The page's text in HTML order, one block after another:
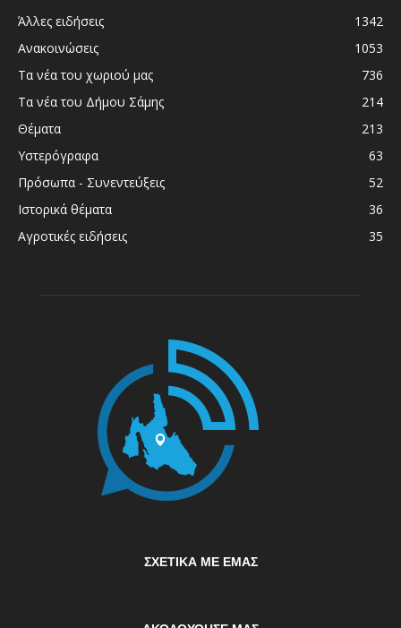
Άλλες ειδήσεις
1342
Ανακοινώσεις
1053
Τα νέα του χωριού μας
736
Τα νέα του Δήμου Σάμης
214
Θέματα
213
Υστερόγραφα
63
Πρόσωπα - Συνεντεύξεις
52
Ιστορικά θέματα
36
Αγροτικές ειδήσεις
35
ΣΧΕΤΙΚΆ ΜΕ ΕΜΆΣ